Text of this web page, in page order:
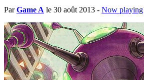
ParGame A le 30 août 2013 - Now playing